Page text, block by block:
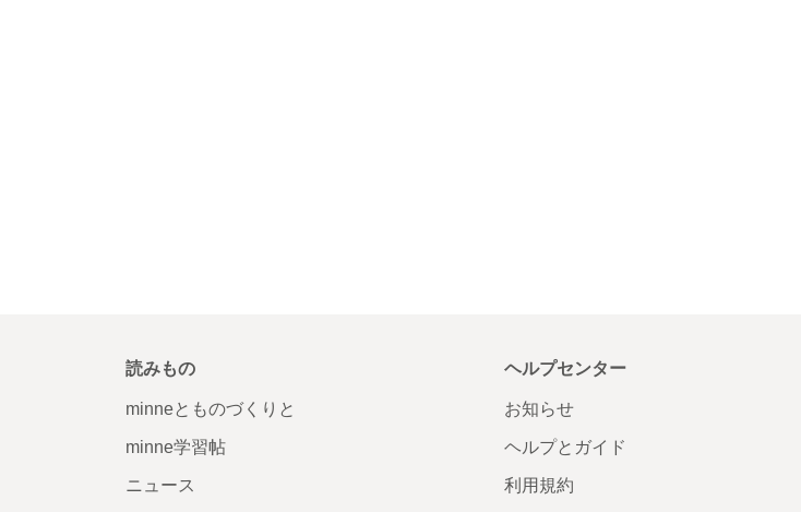
読みもの
minneとものづくりと
minne学習帖
ニュース
ヘルプセンター
お知らせ
ヘルプとガイド
利用規約